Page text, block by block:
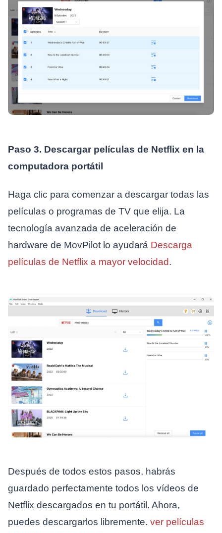
Paso 3. Descargar películas de Netflix en la
computadora portátil
Haga clic para comenzar a descargar todas las
películas o programas de TV que elija. La
tecnología avanzada de aceleración de
hardware de MovPilot lo ayudará Descarga
películas de Netflix a mayor velocidad.
Después de todos estos pasos, habrás
guardado perfectamente todos los vídeos de
Netflix descargados en tu portátil. Ahora,
puedes descargarlos libremente. ver películas